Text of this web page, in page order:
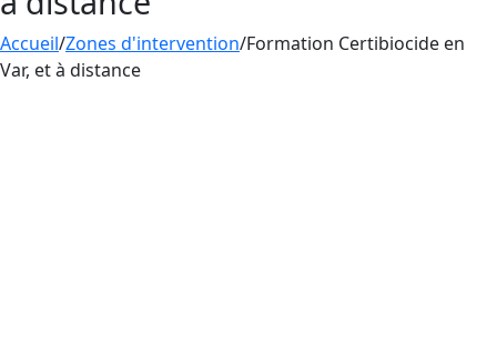
Accueil/Zones d'intervention/Formation Certibiocide en
Var, et à distance